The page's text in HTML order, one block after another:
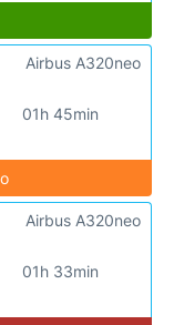
01h 45min
Airbus A320neo
01h 33min
Airbus A320neo